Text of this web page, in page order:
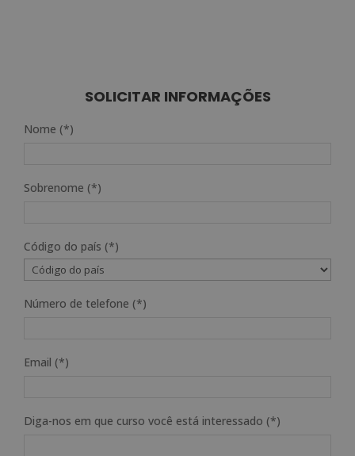
SOLICITAR INFORMAÇÕES
Nome (*)
Sobrenome (*)
Código do país (*)
Número de telefone (*)
Email (*)
Diga-nos em que curso você está interessado (*)